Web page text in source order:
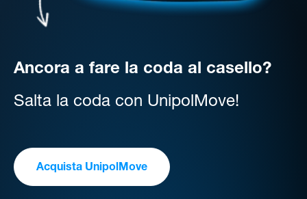
Ancora a fare la coda al casello?
Salta la coda con UnipolMove!
Acquista UnipolMove